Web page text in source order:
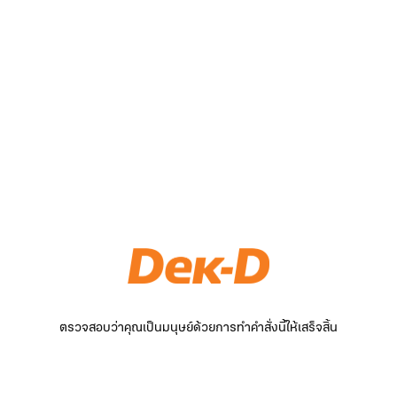
ตรวจสอบว่าคุณเป็นมนุษย์ด้วยการทำคำสั่งนี้ให้เสร็จสิ้น